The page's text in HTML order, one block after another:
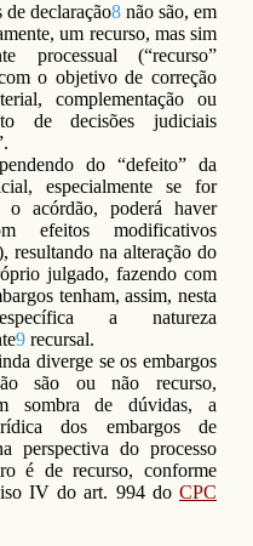
de declaração8 não são, em
um recurso, mas sim
processual (“recurso”
o objetivo de correção
complementação ou
de decisões judiciais
do “defeito” da
especialmente se for
o acórdão, poderá haver
efeitos modificativos
resultando na alteração do
julgado, fazendo com
tenham, assim, nesta
a natureza
9 recursal.
diverge se os embargos
são ou não recurso,
sombra de dúvidas, a
dos embargos de
perspectiva do processo
é de recurso, conforme
IV do art. 994 do CPC